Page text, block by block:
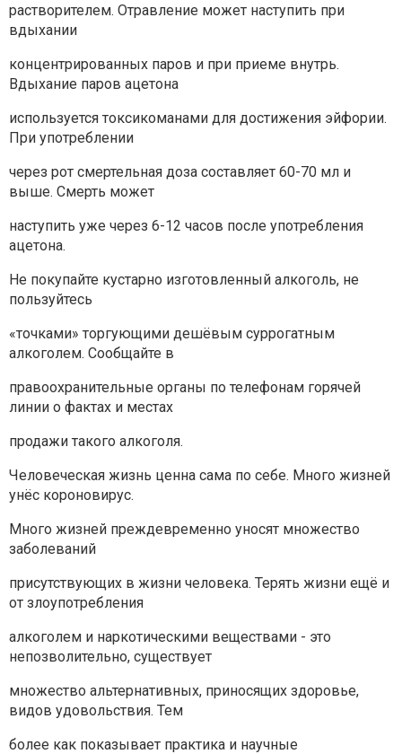
растворителем. Отравление может наступить при
вдыхании
концентрированных паров и при приеме внутрь.
Вдыхание паров ацетона
используется токсикоманами для достижения эйфории.
При употреблении
через рот смертельная доза составляет 60-70 мл и
выше. Смерть может
наступить уже через 6-12 часов после употребления
ацетона.
Не покупайте кустарно изготовленный алкоголь, не
пользуйтесь
«точками» торгующими дешёвым суррогатным
алкоголем. Сообщайте в
правоохранительные органы по телефонам горячей
линии о фактах и местах
продажи такого алкоголя.
Человеческая жизнь ценна сама по себе. Много жизней
унёс короновирус.
Много жизней преждевременно уносят множество
заболеваний
присутствующих в жизни человека. Терять жизни ещё и
от злоупотребления
алкоголем и наркотическими веществами - это
непозволительно, существует
множество альтернативных, приносящих здоровье,
видов удовольствия. Тем
более как показывает практика и научные